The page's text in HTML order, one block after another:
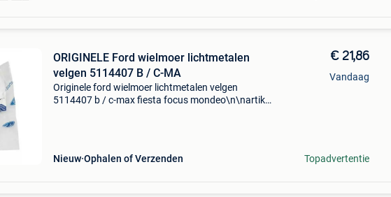
ORIGINELE Ford wielmoer lichtmetalen
velgen 5114407 B / C-MA
Originele ford wielmoer lichtmetalen velgen
5114407 b / c-max fiesta focus mondeo\n\nartikel
Nieuw Ophalen of Verzenden
€ 21,86
Vandaag
Topadvertentie